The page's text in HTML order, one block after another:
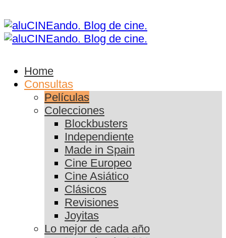
Home
Consultas
Películas
Colecciones
Blockbusters
Independiente
Made in Spain
Cine Europeo
Cine Asiático
Clásicos
Revisiones
Joyitas
Lo mejor de cada año